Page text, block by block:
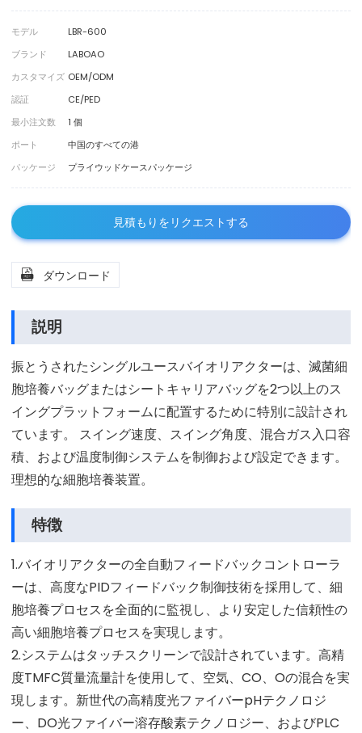
モデル
LBR-600
ブランド
LABOAO
カスタマイズ OEM/ODM
認証
CE/PED
最小注文数
1 個
ポート
中国のすべての港
パッケージ
プライウッドケースパッケージ
見積もりをリクエストする
 ダウンロード
説明
振とうされたシングルユースバイオリアクターは、滅菌細
胞培養バッグまたはシートキャリアバッグを2つ以上のス
イングプラットフォームに配置するために特別に設計され
ています。 スイング速度、スイング角度、混合ガス入口容
積、および温度制御システムを制御および設定できます。
理想的な細胞培養装置。
特徴
1.バイオリアクターの全自動フィードバックコントローラ
ーは、高度なPIDフィードバック制御技術を採用して、細
胞培養プロセスを全面的に監視し、より安定した信頼性の
高い細胞培養プロセスを実現します。
2.システムはタッチスクリーンで設計されています。高精
度TMFC質量流量計を使用して、空気、CO、Oの混合を実
現します。新世代の高精度光ファイバーpHテクノロジ
ー、DO光ファイバー溶存酸素テクノロジー、およびPLC